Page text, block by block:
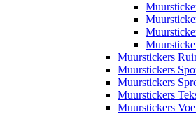
Muurstickers
Muurstickers
Muurstickers
Muurstickers
Muurstickers